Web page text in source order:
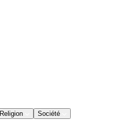
Religion Société